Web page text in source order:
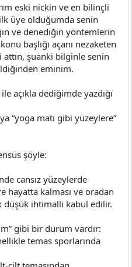
eski nickin ve en bilinçli
üye olduğumda senin
ve denediğin yöntemlerin
başlığı açanı nezaketen
şuanki bilginle senin
eminim.
açıkla dediğimde yazdığı
“yoga matı gibi yüzeylere”
şöyle:
cansız yüzeylerde
hayatta kalması ve oradan
düşük ihtimalli kabul edilir.
gibi bir durum vardır:
temas sporlarında